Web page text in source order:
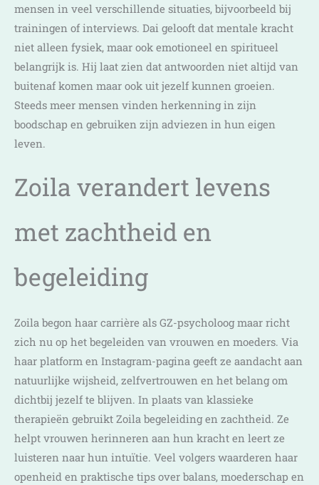
mensen in veel verschillende situaties, bijvoorbeeld bij
trainingen of interviews. Dai gelooft dat mentale kracht
niet alleen fysiek, maar ook emotioneel en spiritueel
belangrijk is. Hij laat zien dat antwoorden niet altijd van
buitenaf komen maar ook uit jezelf kunnen groeien.
Steeds meer mensen vinden herkenning in zijn
boodschap en gebruiken zijn adviezen in hun eigen
leven.
Zoila verandert levens
met zachtheid en
begeleiding
Zoila begon haar carrière als GZ-psycholoog maar richt
zich nu op het begeleiden van vrouwen en moeders. Via
haar platform en Instagram-pagina geeft ze aandacht aan
natuurlijke wijsheid, zelfvertrouwen en het belang om
dichtbij jezelf te blijven. In plaats van klassieke
therapieën gebruikt Zoila begeleiding en zachtheid. Ze
helpt vrouwen herinneren aan hun kracht en leert ze
luisteren naar hun intuïtie. Veel volgers waarderen haar
openheid en praktische tips over balans, moederschap en